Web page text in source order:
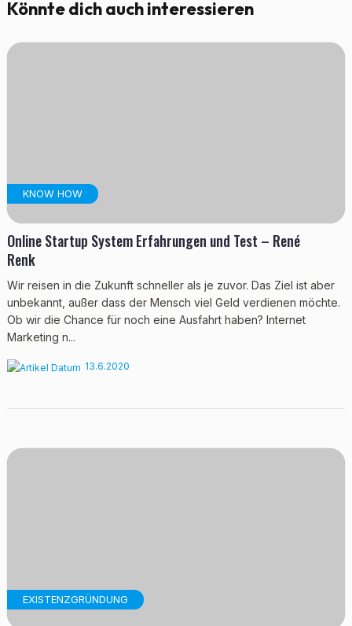
Könnte dich auch interessieren
KNOW HOW
Online Startup System Erfahrungen und Test – René
Renk
Wir reisen in die Zukunft schneller als je zuvor. Das Ziel ist aber
unbekannt, außer dass der Mensch viel Geld verdienen möchte.
Ob wir die Chance für noch eine Ausfahrt haben? Internet
Marketing n...
13.6.2020
EXISTENZGRÜNDUNG